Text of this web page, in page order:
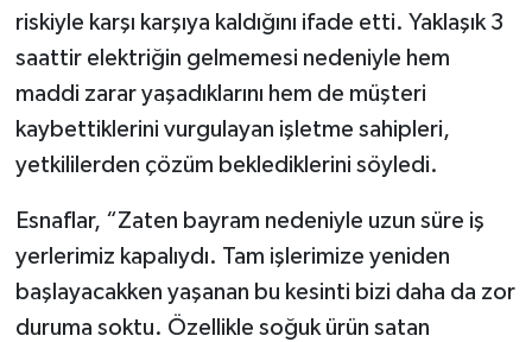
riskiyle karşı karşıya kaldığını ifade etti. Yaklaşık 3
saattir elektriğin gelmemesi nedeniyle hem
maddi zarar yaşadıklarını hem de müşteri
kaybettiklerini vurgulayan işletme sahipleri,
yetkililerden çözüm beklediklerini söyledi.
Esnaflar, “Zaten bayram nedeniyle uzun süre iş
yerlerimiz kapalıydı. Tam işlerimize yeniden
başlayacakken yaşanan bu kesinti bizi daha da zor
duruma soktu. Özellikle soğuk ürün satan